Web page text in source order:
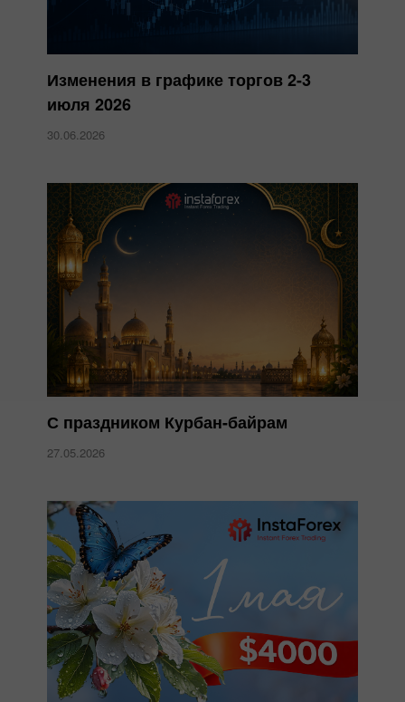
Изменения в графике торгов 2-3
июля 2026
30.06.2026
С праздником Курбан-байрам
27.05.2026